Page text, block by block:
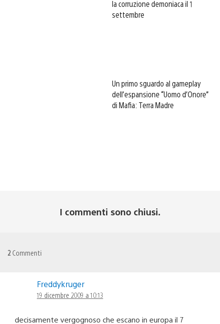
la corruzione demoniaca il 1
settembre
Un primo sguardo al gameplay
dell’espansione “Uomo d’Onore”
di Mafia: Terra Madre
I commenti sono chiusi.
2 Commenti
Freddykruger
19 dicembre 2009 a 10:13
decisamente vergognoso che escano in europa il 7